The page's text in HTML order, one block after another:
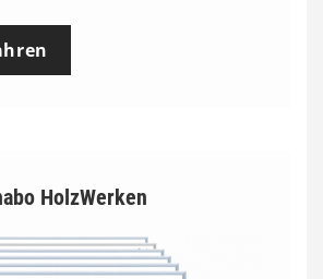
HolzWerken